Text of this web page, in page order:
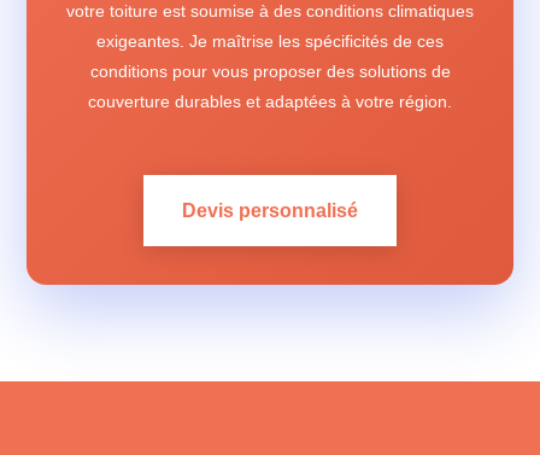
votre toiture est soumise à des conditions climatiques
exigeantes. Je maîtrise les spécificités de ces
conditions pour vous proposer des solutions de
couverture durables et adaptées à votre région.
Devis personnalisé